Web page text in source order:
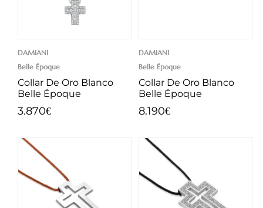
DAMIANI
Belle Époque
Collar De Oro Blanco
Belle Époque
3.870€
DAMIANI
Belle Époque
Collar De Oro Blanco
Belle Époque
8.190€